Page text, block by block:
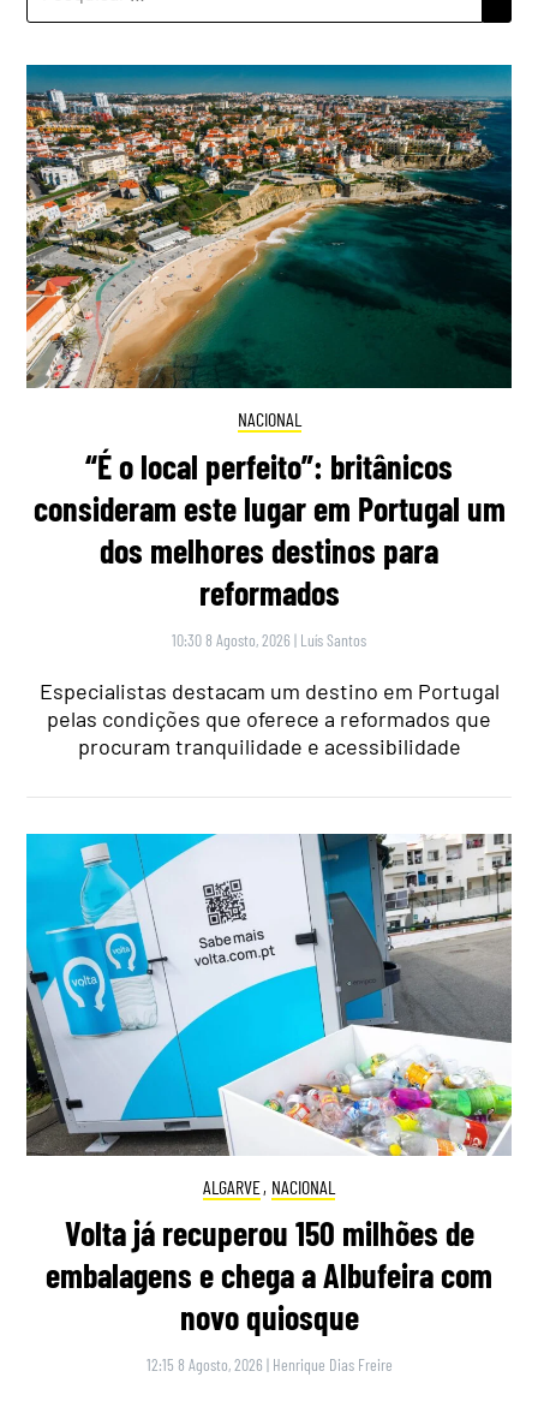
NACIONAL
“É o local perfeito”: britânicos
consideram este lugar em Portugal um
dos melhores destinos para
reformados
10:30 8 Agosto, 2026 | Luís Santos
Especialistas destacam um destino em Portugal
pelas condições que oferece a reformados que
procuram tranquilidade e acessibilidade
ALGARVE, NACIONAL
Volta já recuperou 150 milhões de
embalagens e chega a Albufeira com
novo quiosque
12:15 8 Agosto, 2026 | Henrique Dias Freire